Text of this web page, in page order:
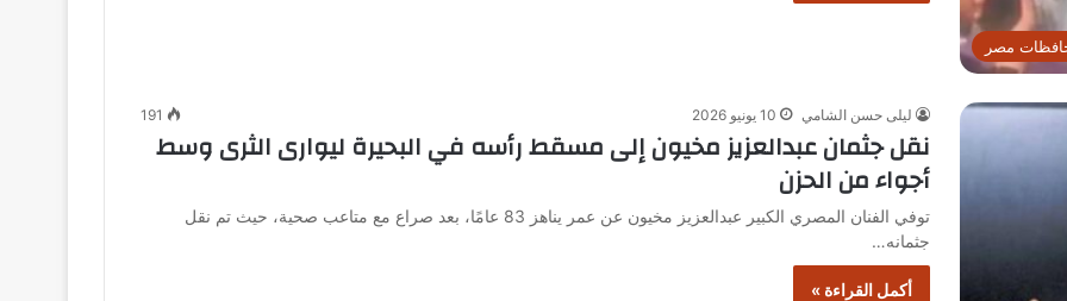
مصر
ليلى حسن الشامي 10 يونيو 2026 191
نقل جثمان عبدالعزيز مخيون إلى مسقط رأسه في البحيرة ليوارى الثرى وسط
أجواء من الحزن
توفي الفنان المصري الكبير عبدالعزيز مخيون عن عمر يناهز 83 عامًا، بعد صراع مع متاعب صحية، حيث تم نقل
جثمانه…
أكمل القراءة »